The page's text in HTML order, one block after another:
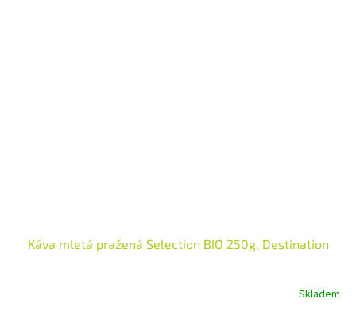
Káva mletá pražená Selection BIO 250g, Destination
Skladem